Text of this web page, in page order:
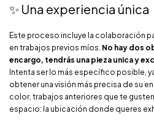
✨ Una experiencia única
Este proceso incluye la colaboración
en trabajos previos míos. No hay dos
encargo, tendrás una pieza unica y
Intenta ser lo más específico posible,
obtener una visión más precisa de su
color, trabajos anteriores que te
espacio: la ubicación donde queres